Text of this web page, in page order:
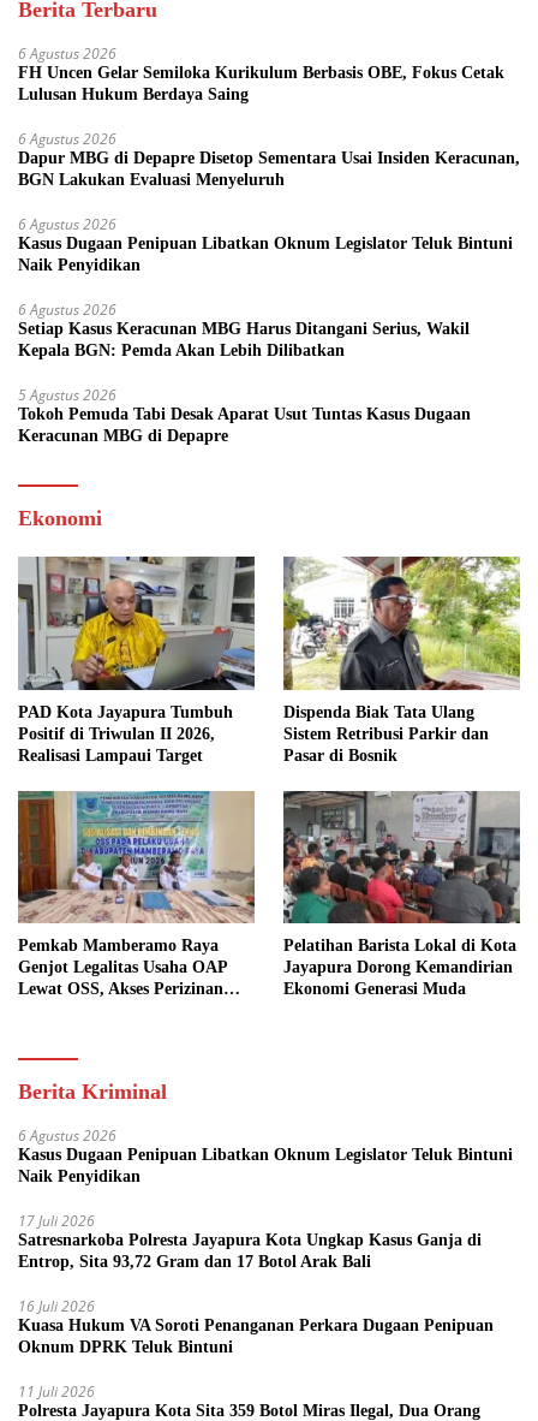
Berita Terbaru
6 Agustus 2026
FH Uncen Gelar Semiloka Kurikulum Berbasis OBE, Fokus Cetak
Lulusan Hukum Berdaya Saing
6 Agustus 2026
Dapur MBG di Depapre Disetop Sementara Usai Insiden Keracunan,
BGN Lakukan Evaluasi Menyeluruh
6 Agustus 2026
Kasus Dugaan Penipuan Libatkan Oknum Legislator Teluk Bintuni
Naik Penyidikan
6 Agustus 2026
Setiap Kasus Keracunan MBG Harus Ditangani Serius, Wakil
Kepala BGN: Pemda Akan Lebih Dilibatkan
5 Agustus 2026
Tokoh Pemuda Tabi Desak Aparat Usut Tuntas Kasus Dugaan
Keracunan MBG di Depapre
Ekonomi
PAD Kota Jayapura Tumbuh
Positif di Triwulan II 2026,
Realisasi Lampaui Target
Dispenda Biak Tata Ulang
Sistem Retribusi Parkir dan
Pasar di Bosnik
Pemkab Mamberamo Raya
Genjot Legalitas Usaha OAP
Lewat OSS, Akses Perizinan
Pelatihan Barista Lokal di Kota
Jayapura Dorong Kemandirian
Ekonomi Generasi Muda
Berita Kriminal
6 Agustus 2026
Kasus Dugaan Penipuan Libatkan Oknum Legislator Teluk Bintuni
Naik Penyidikan
17 Juli 2026
Satresnarkoba Polresta Jayapura Kota Ungkap Kasus Ganja di
Entrop, Sita 93,72 Gram dan 17 Botol Arak Bali
16 Juli 2026
Kuasa Hukum VA Soroti Penanganan Perkara Dugaan Penipuan
Oknum DPRK Teluk Bintuni
11 Juli 2026
Polresta Jayapura Kota Sita 359 Botol Miras Ilegal, Dua Orang